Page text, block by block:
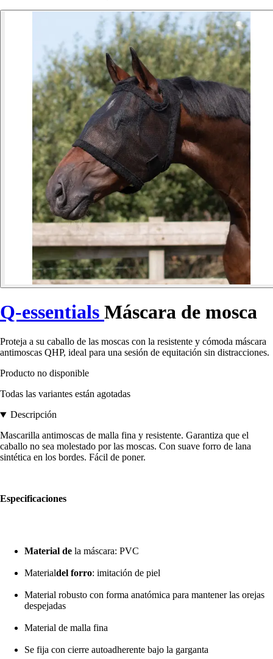
Q-essentials Máscara de mosca
Proteja a su caballo de las moscas con la resistente y cómoda máscara
antimoscas QHP, ideal para una sesión de equitación sin distracciones.
Producto no disponible
Todas las variantes están agotadas
Descripción
Mascarilla antimoscas de malla fina y resistente. Garantiza que el
caballo no sea molestado por las moscas. Con suave forro de lana
sintética en los bordes. Fácil de poner.
Especificaciones
Material de la máscara: PVC
Materialdel forro: imitación de piel
Material robusto con forma anatómica para mantener las orejas
despejadas
Material de malla fina
Se fija con cierre autoadherente bajo la garganta